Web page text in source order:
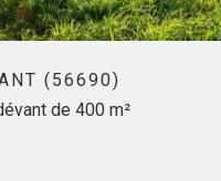
(56690)
de 400 m²